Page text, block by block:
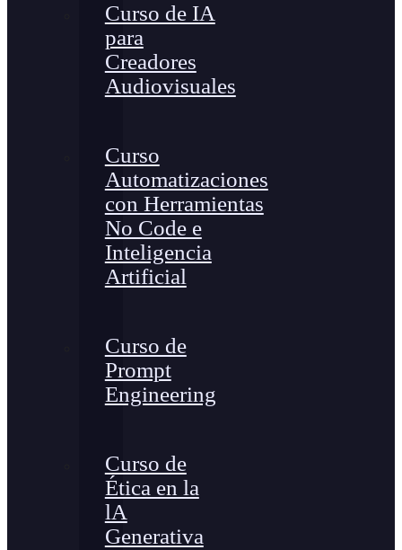
Curso de IA
para
Creadores
Audiovisuales
Curso
Automatizaciones
con Herramientas
No Code e
Inteligencia
Artificial
Curso de
Prompt
Engineering
Curso de
Ética en la
lA
Generativa